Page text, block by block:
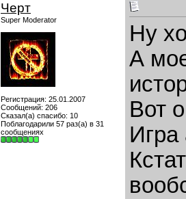
Черт
Super Moderator
Регистрация: 25.01.2007
Сообщений: 206
Сказал(а) спасибо: 10
Поблагодарили 57 раз(а) в 31
сообщениях
Ну
А
Вот
Игра